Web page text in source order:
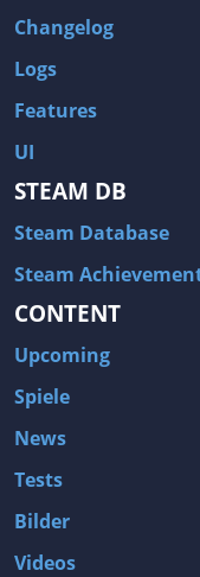
Changelog
Logs
Features
UI
STEAM DB
Steam Database
Steam
CONTENT
Upcoming
Spiele
News
Tests
Bilder
Videos